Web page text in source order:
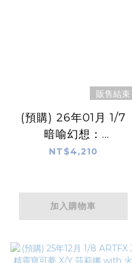
販售結束
(預購) 26年01月 1/7
暗喻幻想：
ReFantazio 侯根堡
NT$4,210
加入購物車